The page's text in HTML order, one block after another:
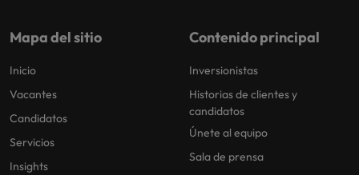
Mapa del sitio
Inicio
Vacantes
Candidatos
Servicios
Insights
Contenido principal
Inversionistas
Historias de clientes y
candidatos
Únete al equipo
Sala de prensa